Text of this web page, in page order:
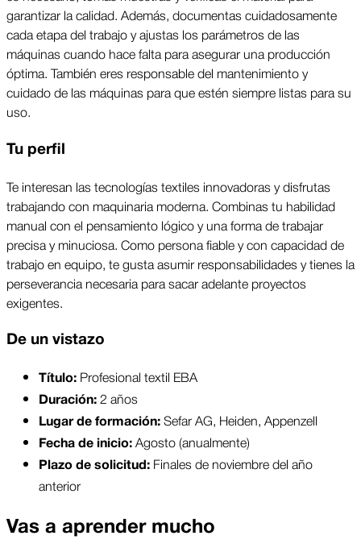
garantizar la calidad. Además, documentas cuidadosamente
cada etapa del trabajo y ajustas los parámetros de las
máquinas cuando hace falta para asegurar una producción
óptima. También eres responsable del mantenimiento y
cuidado de las máquinas para que estén siempre listas para su
uso.
Tu perfil
Te interesan las tecnologías textiles innovadoras y disfrutas
trabajando con maquinaria moderna. Combinas tu habilidad
manual con el pensamiento lógico y una forma de trabajar
precisa y minuciosa. Como persona fiable y con capacidad de
trabajo en equipo, te gusta asumir responsabilidades y tienes la
perseverancia necesaria para sacar adelante proyectos
exigentes.
De un vistazo
Título: Profesional textil EBA
Duración: 2 años
Lugar de formación: Sefar AG, Heiden, Appenzell
Fecha de inicio: Agosto (anualmente)
Plazo de solicitud: Finales de noviembre del año
anterior
Vas a aprender mucho